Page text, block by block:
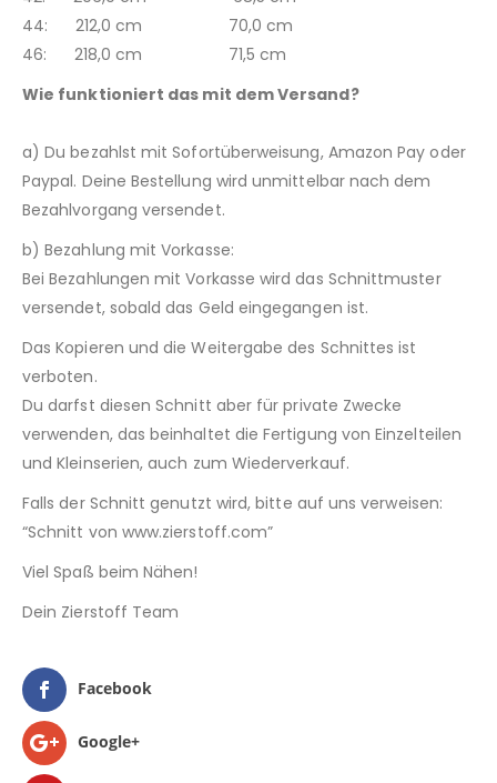
44: 212,0 cm 70,0 cm
46: 218,0 cm 71,5 cm
Wie funktioniert das mit dem Versand?
a) Du bezahlst mit Sofortüberweisung, Amazon Pay oder
Paypal. Deine Bestellung wird unmittelbar nach dem
Bezahlvorgang versendet.
b) Bezahlung mit Vorkasse:
Bei Bezahlungen mit Vorkasse wird das Schnittmuster
versendet, sobald das Geld eingegangen ist.
Das Kopieren und die Weitergabe des Schnittes ist
verboten.
Du darfst diesen Schnitt aber für private Zwecke
verwenden, das beinhaltet die Fertigung von Einzelteilen
und Kleinserien, auch zum Wiederverkauf.
Falls der Schnitt genutzt wird, bitte auf uns verweisen:
“Schnitt von www.zierstoff.com”
Viel Spaß beim Nähen!
Dein Zierstoff Team
Facebook
Google+